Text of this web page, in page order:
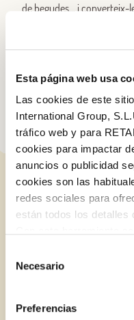
Esta página web usa
Las cookies de este
International Group,
tráfico web y para
cookies para impactar
anuncios o publicidad
cookies son las
redes sociales para
están todos los detalles
la web aparece cómo
Si se desea ver otra
privado y aparecerá de
no habiendo aceptado
Necesario
Preferencias
de begudes… i converteix-
les de colors o amb
només et faltarà
família.